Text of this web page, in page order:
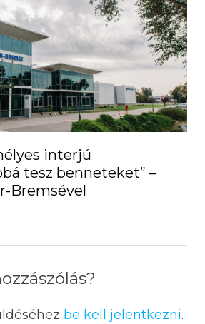
interjú
tesz benneteket” –
Bremsével
be kell jelentkezni.